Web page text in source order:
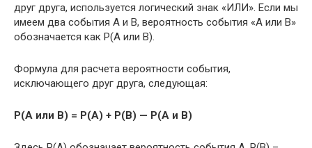
друг друга, используется логический знак «ИЛИ». Если мы
имеем два события А и В, вероятность события «А или В»
обозначается как P(А или В).
Формула для расчета вероятности события,
исключающего друг друга, следующая:
P(А или В) = P(А) + P(В) — P(А и В)